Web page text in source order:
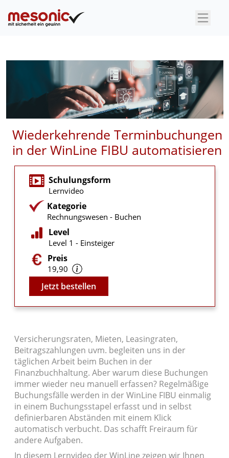
×
Wiederkehrende Terminbuchungen
in der WinLine FIBU automatisieren
Schulungsform
Lernvideo
Kategorie
Rechnungswesen - Buchen
Level
Level 1 - Einsteiger
Preis
19,90
Video
Jetzt bestellen
Versicherungsraten, Mieten, Leasingraten,
Beitragszahlungen uvm. begleiten uns in der
täglichen Arbeit beim Buchen in der
Finanzbuchhaltung. Aber warum diese Buchungen
immer wieder neu manuell erfassen? Regelmäßige
Buchungsfälle werden in der WinLine FIBU einmalig
in einem Buchungsstapel erfasst und in selbst
definierbaren Abständen mit einem Klick
automatisch verbucht. Das schafft Freiraum für
andere Aufgaben.
In diesem Lernvideo der WinLine zeigen wir Ihnen